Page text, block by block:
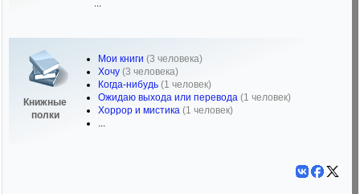
Книжные
полки
Мои книги (3 человека)
Хочу (3 человека)
Когда-нибудь (1 человек)
Ожидаю выхода или перевода (1 человек)
Хоррор и мистика (1 человек)
...